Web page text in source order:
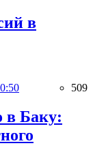
в
509
в Баку: